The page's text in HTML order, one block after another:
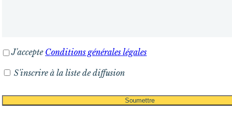
J'accepte Conditions générales légales
S'inscrire à la liste de diffusion